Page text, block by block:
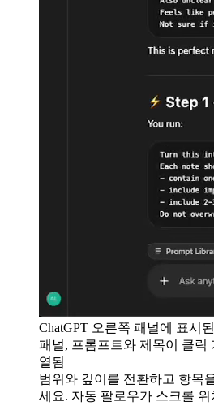
ChatGPT 오른쪽 패널에 표시
패널, 프롬프트와 제목이 클릭
열됨
범위와 깊이를 전환하고 항목
세요. 자동 팔로우가 스크롤